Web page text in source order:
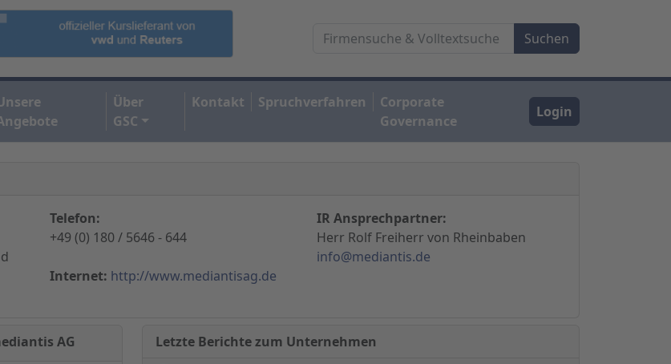
Über
GSC
Kontakt Spruchverfahren
Corporate
Governance
Login
Telefon:
+49 (0) 180 / 5646 - 644
Internet: http://www.mediantisag.de
IR Ansprechpartner:
Herr Rolf Freiherr von Rheinbaben
info@mediantis.de
AG
Letzte Berichte zum Unternehmen